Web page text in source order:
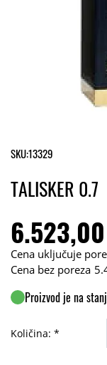
SKU:13329
TALISKER 0.7
Cena uključuje
Cena bez poreza
Proizvod je na
Količina: *